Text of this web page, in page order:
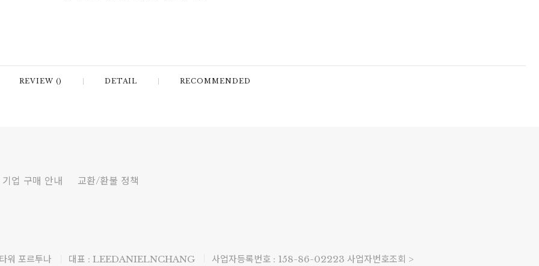
REVIEW () DETAIL RECOMMENDED
기업 구매 안내 교환/환불 정책
워 포르투나 대표 : LEEDANIELNCHANG 사업자등록번호 : 158-86-02223 사업자번호조회 >